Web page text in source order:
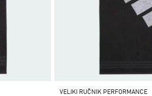
VELIKI RUČNIK PERFORMANCE